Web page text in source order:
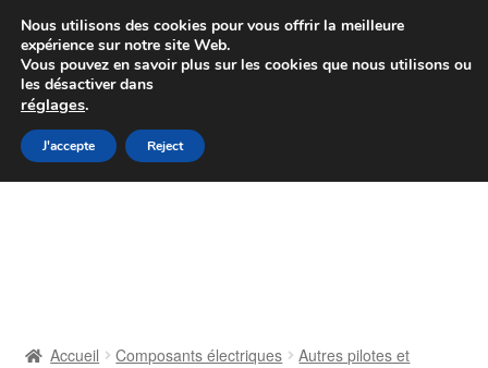
Colissimo livraison à partir de 7 EUR
Du lundi au vendredi de 9 h à 16 h
Aller
à
Aller
au
Accueil Composants électriques
Autres pilotes et
Nous utilisons des cookies pour vous offrir la meilleure
expérience sur notre site Web.
Vous pouvez en savoir plus sur les cookies que nous utilisons ou
les désactiver dans
réglages.
J'accepte Reject